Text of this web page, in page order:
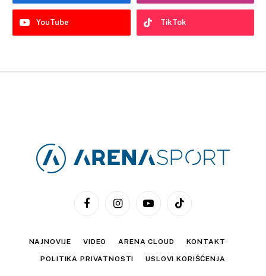
YouTube TikTok
FacebookInstagramYouTubeTikTok
NAJNOVIJE VIDEO ARENA CLOUD KONTAKT
POLITIKA PRIVATNOSTI USLOVI KORIŠĆENJA